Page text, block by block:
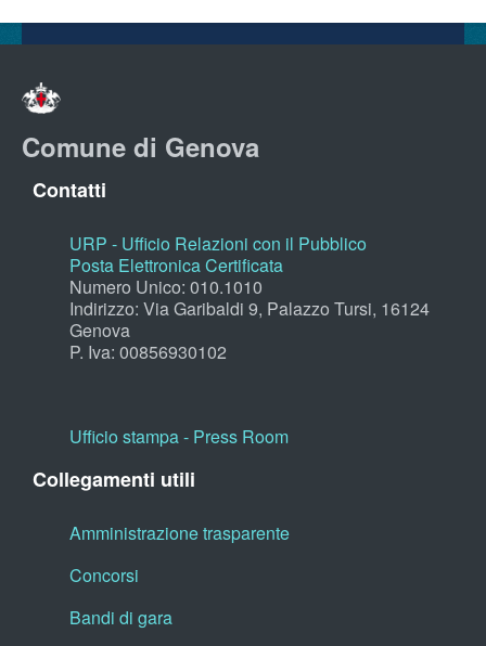
Comune di Genova
Contatti
URP - Ufficio Relazioni con il Pubblico
Posta Elettronica Certificata
Numero Unico: 010.1010
Indirizzo: Via Garibaldi 9, Palazzo Tursi, 16124
Genova
P. Iva: 00856930102
Ufficio stampa - Press Room
Collegamenti utili
Amministrazione trasparente
Concorsi
Bandi di gara